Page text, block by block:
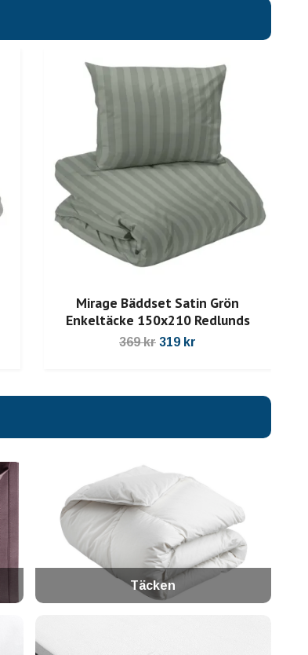
Mirage Bäddset Satin Grön
Enkeltäcke 150x210 Redlunds
369 kr 319 kr
Täcken